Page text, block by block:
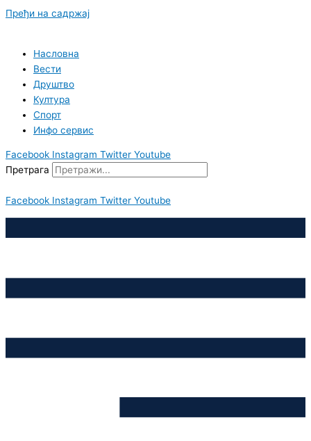
Пређи на садржај
Насловна
Вести
Друштво
Култура
Спорт
Инфо сервис
Facebook Instagram Twitter Youtube
Претрага
Facebook Instagram Twitter Youtube